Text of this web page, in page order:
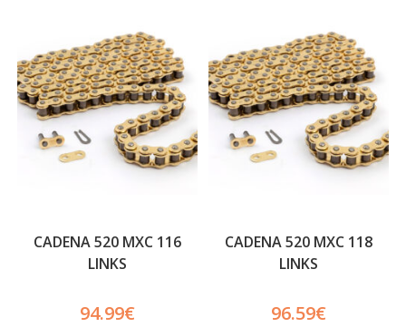
CADENA 520 MXC 116
LINKS
94.99€
CADENA 520 MXC 118
LINKS
96.59€